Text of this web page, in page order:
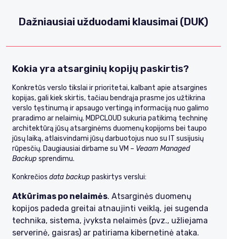
Dažniausiai užduodami klausimai (DUK)
Kokia yra atsarginių kopijų paskirtis?
Konkretūs verslo tikslai ir prioritetai, kalbant apie atsargines
kopijas, gali kiek skirtis, tačiau bendrąja prasme jos užtikrina
verslo tęstinumą ir apsaugo vertingą informaciją nuo galimo
praradimo ar nelaimių. MDPCLOUD sukuria patikimą techninę
architektūrą jūsų atsarginėms duomenų kopijoms bei taupo
jūsų laiką, atlaisvindami jūsų darbuotojus nuo su IT susijusių
rūpesčių. Daugiausiai dirbame su VM – Veaam Managed
Backup sprendimu.
Konkrečios data backup paskirtys verslui:
Atkūrimas po nelaimės. Atsarginės duomenų
kopijos padeda greitai atnaujinti veiklą, jei sugenda
technika, sistema, įvyksta nelaimės (pvz., užliejama
serverinė, gaisras) ar patiriama kibernetinė ataka.